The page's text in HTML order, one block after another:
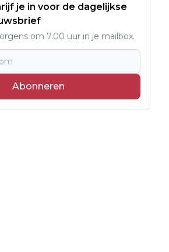
je in voor de dagelijkse
om 7.00 uur in je mailbox.
Abonneren